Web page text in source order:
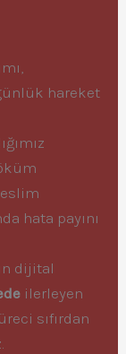
hareket
hata payını
dijital
ilerleyen
sıfırdan